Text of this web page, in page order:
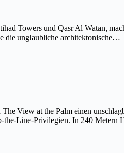
Towers und Qasr Al Watan,
die unglaubliche architektonische…
View at the Palm einen
the-Line-Privilegien. In 240 Metern